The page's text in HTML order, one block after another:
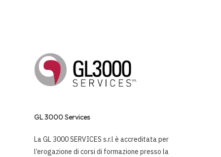
GL 3000 Services
La GL 3000 SERVICES s.r.l è accreditata per
l’erogazione di corsi di formazione presso la